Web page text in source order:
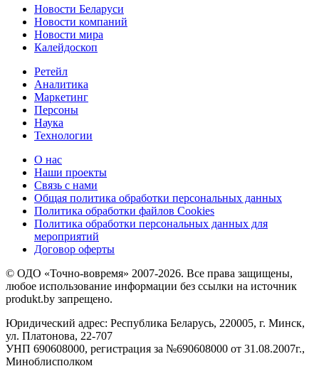
Новости Беларуси
Новости компаний
Новости мира
Калейдоскоп
Ретейл
Аналитика
Маркетинг
Персоны
Наука
Технологии
О нас
Наши проекты
Связь с нами
Общая политика обработки персональных данных
Политика обработки файлов Cookies
Политика обработки персональных данных для
мероприятий
Договор оферты
© ОДО «Точно-вовремя» 2007-2026. Все права защищены,
любое использование информации без ссылки на источник
produkt.by запрещено.
Юридический адрес: Республика Беларусь, 220005, г. Минск,
ул. Платонова, 22-707
УНП 690608000, регистрация за №690608000 от 31.08.2007г.,
Миноблисполком